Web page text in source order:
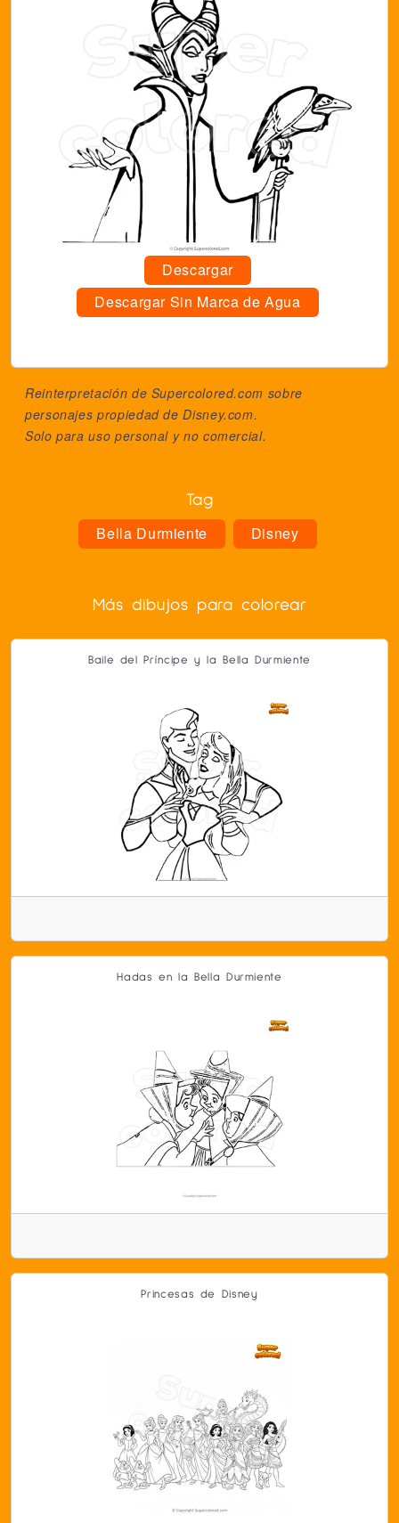
Descargar
Descargar Sin Marca de Agua
Reinterpretación de Supercolored.com sobre
personajes propiedad deDisney.com.
Solo para uso personal y no comercial.
Tag
Bella Durmiente Disney
Más dibujos para colorear
Baile del Príncipe y la Bella Durmiente
Hadas en la Bella Durmiente
Princesas de Disney